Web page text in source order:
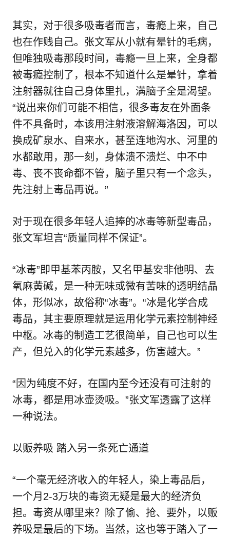
其实，对于很多吸毒者而言，毒瘾上来，自己
也在作贱自己。张文军从小就有晕针的毛病，
但唯独吸毒那段时间，毒瘾一旦上来，全身都
被毒瘾控制了，根本不知道什么是晕针，拿着
注射器就往自己身体里扎，满脑子全是渴望。
“说出来你们可能不相信，很多毒友在外面条
件不具备时，本该用注射液溶解海洛因，可以
换成矿泉水、自来水，甚至连地沟水、河里的
水都敢用，那一刻，身体溃不溃烂、中不中
毒、丧不丧命都不管，脑子里只有一个念头，
先注射上毒品再说。”
对于现在很多年轻人追捧的冰毒等新型毒品，
张文军坦言“质量同样不保证”。
“冰毒”即甲基苯丙胺，又名甲基安非他明、去
氧麻黄碱，是一种无味或微有苦味的透明结晶
体，形似冰，故俗称“冰毒”。“冰是化学合成
毒品，其主要原理就是运用化学元素控制神经
中枢。冰毒的制造工艺很简单，自己也可以生
产，但兑入的化学元素越多，伤害越大。”
“因为纯度不好，在国内至今还没有可注射的
冰毒，都是用冰壶烫吸。”张文军透露了这样
一种说法。
以贩养吸 踏入另一条死亡通道
“一个毫无经济收入的年轻人，染上毒品后，
一个月2-3万块的毒资无疑是最大的经济负
担。毒资从哪里来？除了偷、抢、要外，以贩
养吸是最后的下场。当然，这也等于踏入了一